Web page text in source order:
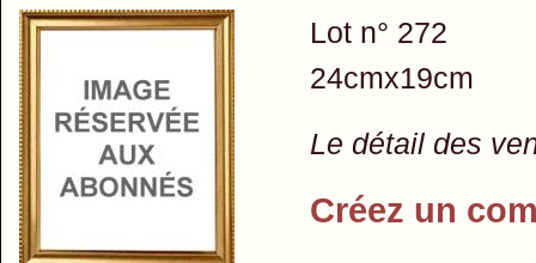
Lot n° 272
24cmx19cm
Le détail des
Créez un